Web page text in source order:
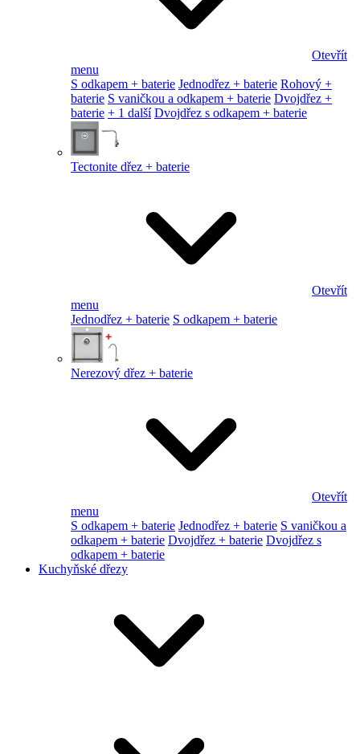
Otevřít
menu
S odkapem + baterie Jednodřez + baterie Rohový +
baterie S vaničkou a odkapem + baterie Dvojdřez +
baterie + 1 další Dvojdřez s odkapem + baterie
Tectonite dřez + baterie
Otevřít
menu
Jednodřez + baterie S odkapem + baterie
Nerezový dřez + baterie
Otevřít
menu
S odkapem + baterie Jednodřez + baterie S vaničkou a
odkapem + baterie Dvojdřez + baterie Dvojdřez s
odkapem + baterie
Kuchyňské dřezy